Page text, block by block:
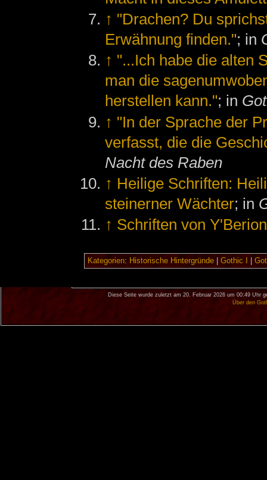
↑ "Drachen? Du
Erwähnung finden."; in
↑ "...Ich habe die alten
man die
herstellen kann."; in
↑ "In der Sprache der
verfasst, die die
Nacht des Raben
↑ Heilige Schriften:
steinerner Wächter; in
↑ Schriften von Y'Berion
Kategorien: Historische Hintergründe| Gothic I
Diese Seite wurde zuletzt am 20. Februar 2026 um 00:49 Uhr
Über den